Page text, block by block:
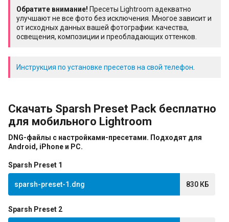
Обратите внимание! Пресеты Lightroom адекватно
улучшают не все фото без исключения. Многое зависит и
от исходных данных вашей фотографии: качества,
освещения, композиции и преобладающих оттенков.
Инструкция по установке пресетов на свой телефон.
Скачать Sparsh Preset Pack бесплатно
для мобильного Lightroom
DNG-файлы с настройками-пресетами. Подходят для
Android, iPhone и PC.
Sparsh Preset 1
sparsh-preset-1.dng 830 КБ
Sparsh Preset 2